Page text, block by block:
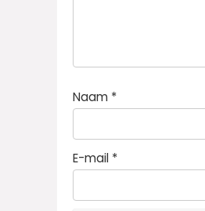
Naam *
E-mail *